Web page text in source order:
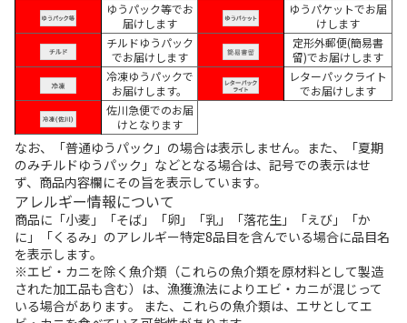
ゆうパック等でお
届けします
ゆうパケットでお届
けします
チルドゆうパック
でお届けします
定形外郵便(簡易書
留)でお届けします
冷凍ゆうパックで
お届けします。
レターパックライト
でお届けします
佐川急便でのお届
けとなります
なお、「普通ゆうパック」の場合は表示しません。また、「夏期
のみチルドゆうパック」などとなる場合は、記号での表示はせ
ず、商品内容欄にその旨を表示しています。
アレルギー情報について
商品に「小麦」「そば」「卵」「乳」「落花生」「えび」「か
に」「くるみ」のアレルギー特定8品目を含んでいる場合に品目名
を表示します。
※エビ・カニを除く魚介類（これらの魚介類を原材料として製造
された加工品も含む）は、漁獲漁法によりエビ・カニが混じって
いる場合があります。 また、これらの魚介類は、エサとしてエ